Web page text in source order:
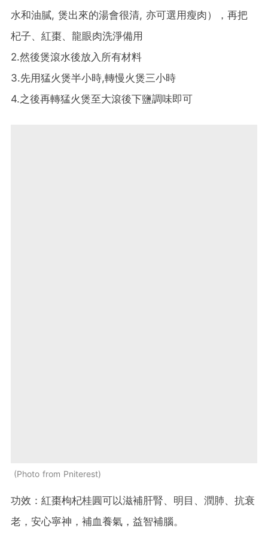
水和油膩, 煲出來的湯會很清, 亦可選用瘦肉），再把
杞子、紅棗、龍眼肉洗淨備用
2.然後煲滾水後放入所有材料
3.先用猛火煲半小時,轉慢火煲三小時
4.之後再轉猛火煲至大滾後下鹽調味即可
Photo from Pniterest
功效：紅棗枸杞桂圓可以滋補肝腎、明目、潤肺、抗衰
老，安心寧神，補血養氣，益智補腦。